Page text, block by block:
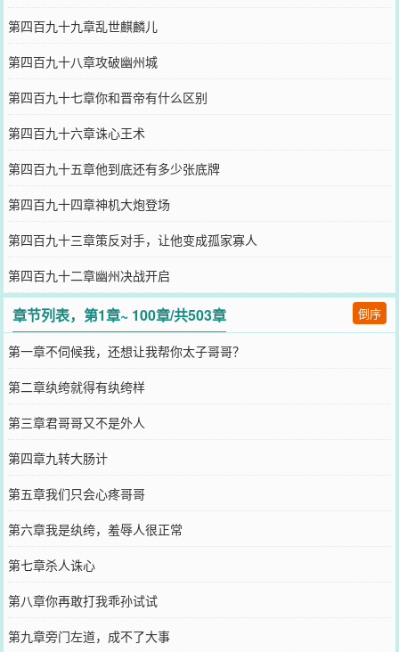
第四百九十九章乱世麒麟儿
第四百九十八章攻破幽州城
第四百九十七章你和晋帝有什么区别
第四百九十六章诛心王术
第四百九十五章他到底还有多少张底牌
第四百九十四章神机大炮登场
第四百九十三章策反对手，让他变成孤家寡人
第四百九十二章幽州决战开启
章节列表，第1章~ 100章/共503章 倒序
第一章不伺候我，还想让我帮你太子哥哥？
第二章纨绔就得有纨绔样
第三章君哥哥又不是外人
第四章九转大肠计
第五章我们只会心疼哥哥
第六章我是纨绔，羞辱人很正常
第七章杀人诛心
第八章你再敢打我乖孙试试
第九章旁门左道，成不了大事